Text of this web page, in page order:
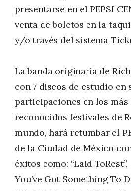
presentarse en el PEPSI
venta de boletos en la
y/o través del sistema
La banda originaria de
con 7 discos de estudio en
participaciones en los más
reconocidos festivales de
mundo, hará retumbar el
de la Ciudad de México
éxitos como: “Laid ToRest”,
You’ve Got Something To